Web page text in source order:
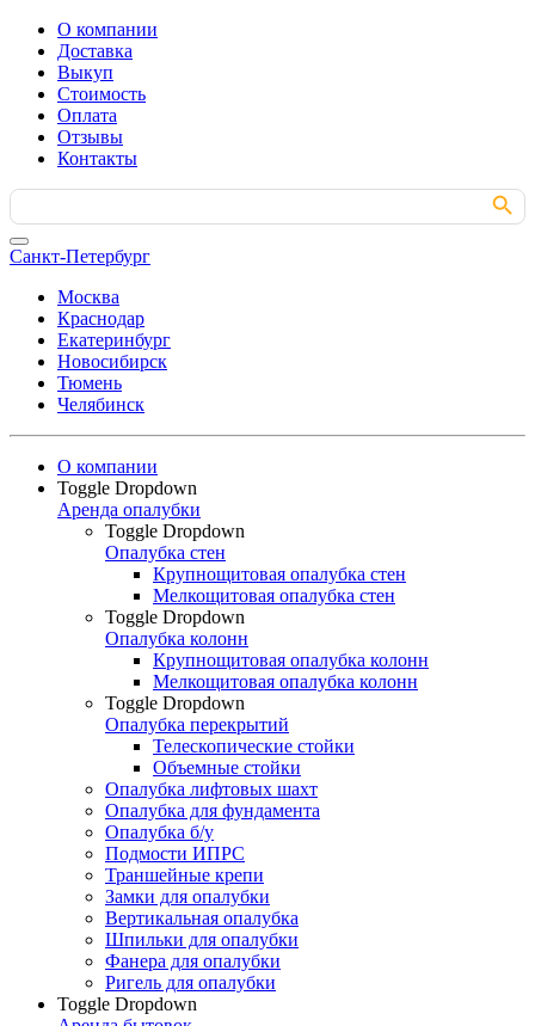
О компании
Доставка
Выкуп
Стоимость
Оплата
Отзывы
Контакты
Search
for:
Search Button
Санкт-Петербург
Москва
Краснодар
Екатеринбург
Новосибирск
Тюмень
Челябинск
О компании
Toggle Dropdown
Аренда опалубки
Toggle Dropdown
Опалубка стен
Крупнощитовая опалубка стен
Мелкощитовая опалубка стен
Toggle Dropdown
Опалубка колонн
Крупнощитовая опалубка колонн
Мелкощитовая опалубка колонн
Toggle Dropdown
Опалубка перекрытий
Телескопические стойки
Объемные стойки
Опалубка лифтовых шахт
Опалубка для фундамента
Опалубка б/у
Подмости ИПРС
Траншейные крепи
Замки для опалубки
Вертикальная опалубка
Шпильки для опалубки
Фанера для опалубки
Ригель для опалубки
Toggle Dropdown